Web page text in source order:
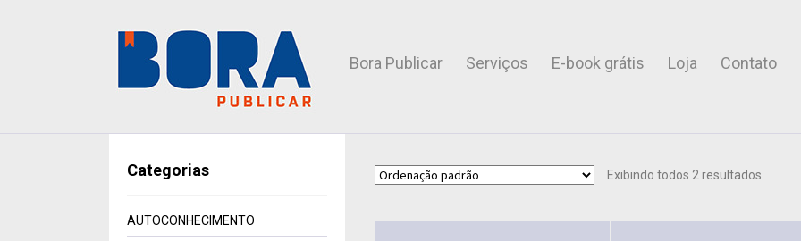
Bora Publicar Serviços E-book grátis Loja Contato
Exibindo todos 2 resultados
Categorias
AUTOCONHECIMENTO